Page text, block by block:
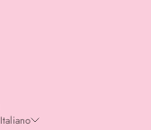
Italiano